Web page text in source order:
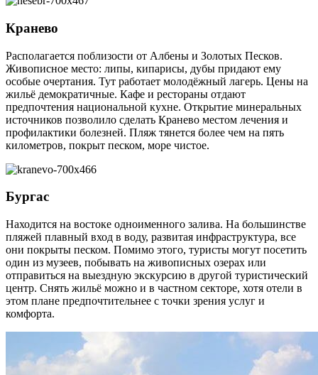
Кранево
Располагается поблизости от Албены и Золотых Песков.
Живописное место: липы, кипарисы, дубы придают ему
особые очертания. Тут работает молодёжный лагерь. Цены на
жильё демократичные. Кафе и рестораны отдают
предпочтения национальной кухне. Открытие минеральных
источников позволило сделать Кранево местом лечения и
профилактики болезней. Пляж тянется более чем на пять
километров, покрыт песком, море чистое.
Бургас
Находится на востоке одноименного залива. На большинстве
пляжей плавный вход в воду, развитая инфраструктура, все
они покрыты песком. Помимо этого, туристы могут посетить
один из музеев, побывать на живописных озерах или
отправиться на выездную экскурсию в другой туристический
центр. Снять жильё можно и в частном секторе, хотя отели в
этом плане предпочтительнее с точки зрения услуг и
комфорта.